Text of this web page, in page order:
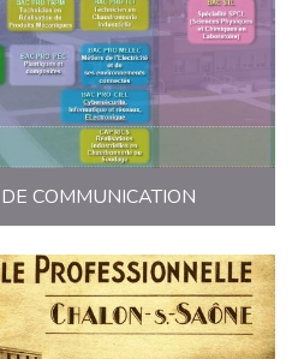
COMMUNICATION